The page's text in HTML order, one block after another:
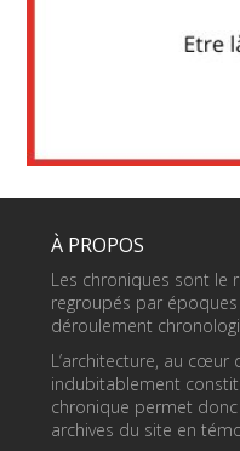
À PROPOS
Les chroniques sont le
regroupés par
déroulement
L’architecture, au cœur
indubitablement
chronique permet donc
archives du site en